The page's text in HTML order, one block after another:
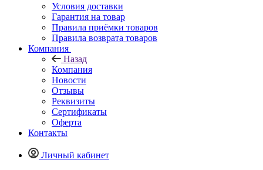
Условия доставки
Гарантия на товар
Правила приёмки товаров
Правила возврата товаров
Компания
Назад
Компания
Новости
Отзывы
Реквизиты
Сертификаты
Оферта
Контакты
Личный кабинет